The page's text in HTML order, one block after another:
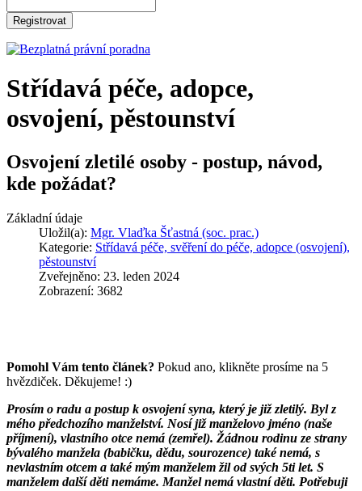
Registrovat
Střídavá péče, adopce,
osvojení, pěstounství
Osvojení zletilé osoby - postup, návod,
kde požádat?
Základní údaje
Uložil(a): Mgr. Vlaďka Šťastná (soc. prac.)
Kategorie: Střídavá péče, svěření do péče, adopce (osvojení),
pěstounství
Zveřejněno: 23. leden 2024
Zobrazení: 3682
Pomohl Vám tento článek? Pokud ano, klikněte prosíme na 5
hvězdiček. Děkujeme! :)
Prosím o radu a postup k osvojení syna, který je již zletilý. Byl z
mého předchozího manželství. Nosí již manželovo jméno (naše
příjmení), vlastního otce nemá (zemřel). Žádnou rodinu ze strany
bývalého manžela (babičku, dědu, sourozence) také nemá, s
nevlastním otcem a také mým manželem žil od svých 5ti let. S
manželem další děti nemáme. Manžel nemá vlastní děti. Potřebuji